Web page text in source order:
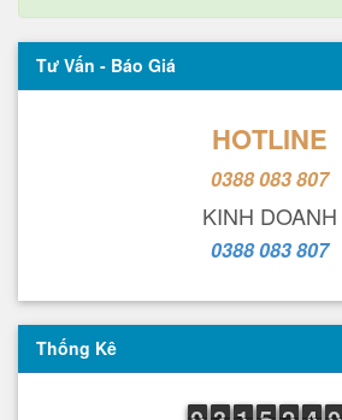
Tư Vấn - Báo Giá
HOTLINE
0388 083 807
KINH DOANH
0388 083 807
Thống Kê